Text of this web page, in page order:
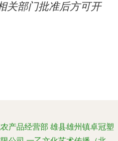
关部门批准后方可开
产品经营部 雄县雄州镇卓冠塑